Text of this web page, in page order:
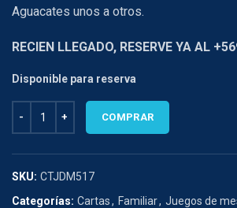
Aguacates unos a otros.
RECIEN LLEGADO, RESERVE YA AL
Disponible para reserva
THROW THROW AVOCADO cantidad
COMPRAR
SKU: CTJDM517
Categorías: Cartas, Familiar, Juegos de